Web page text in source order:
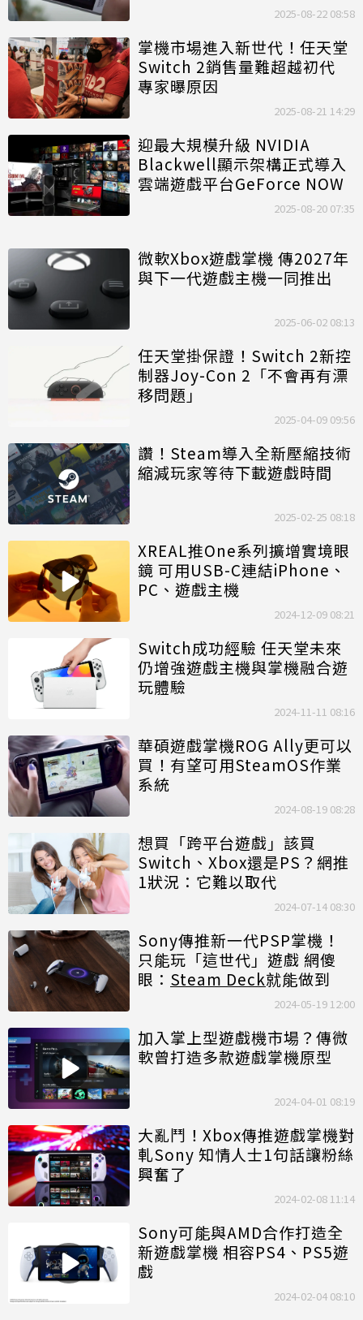
2025-08-22 08:58
掌機市場進入新世代！任天堂
Switch 2銷售量難超越初代
專家曝原因
2025-08-21 14:29
迎最大規模升級 NVIDIA
Blackwell顯示架構正式導入
雲端遊戲平台GeForce NOW
2025-08-20 07:35
微軟Xbox遊戲掌機 傳2027年
與下一代遊戲主機一同推出
2025-06-02 08:13
任天堂掛保證！Switch 2新控
制器Joy-Con 2「不會再有漂
移問題」
2025-04-09 09:56
讚！Steam導入全新壓縮技術
縮減玩家等待下載遊戲時間
2025-02-25 08:18
XREAL推One系列擴增實境眼
鏡 可用USB-C連結iPhone、
PC、遊戲主機
2024-12-09 08:21
Switch成功經驗 任天堂未來
仍增強遊戲主機與掌機融合遊
玩體驗
2024-11-11 08:16
華碩遊戲掌機ROG Ally更可以
買！有望可用SteamOS作業
系統
2024-08-19 08:28
想買「跨平台遊戲」該買
Switch、Xbox還是PS？網推
1狀況：它難以取代
2024-07-14 08:30
Sony傳推新一代PSP掌機！
只能玩「這世代」遊戲 網傻
眼： Steam Deck就能做到
2024-05-19 12:00
加入掌上型遊戲機市場？傳微
軟曾打造多款遊戲掌機原型
2024-04-01 08:19
大亂鬥！Xbox傳推遊戲掌機對
軋Sony 知情人士1句話讓粉絲
興奮了
2024-02-08 11:14
Sony可能與AMD合作打造全
新遊戲掌機 相容PS4、PS5遊
戲
2024-02-04 08:10